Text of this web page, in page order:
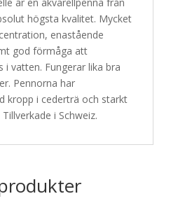
högsta kvalitet. Mycket
enastående
god förmåga att
i vatten. Fungerar lika bra
Pennorna har
kropp i cederträ och starkt
i Schweiz.